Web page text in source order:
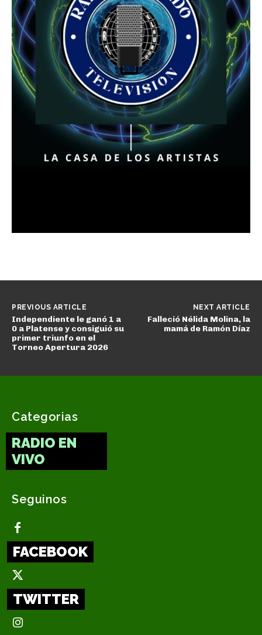
PREVIOUS ARTICLE
Independiente le ganó 1 a
0 a Platense y consiguió su
primer triunfo en el
Torneo Apertura 2026
NEXT ARTICLE
Falleció Nélida Molina, la
mamá de Ramón Díaz
Categorias
RADIO EN
VIVO
Seguinos
FACEBOOK
TWITTER